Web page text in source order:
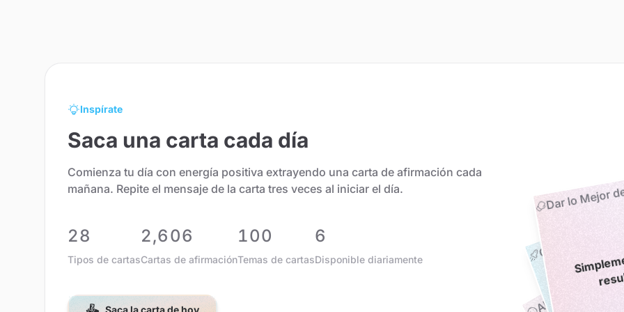
Alivia la ansiedad
Camino emprendedor
Dar lo Mejor
Inspírate
Saca una carta cada día
Comienza tu día con energía positiva extrayendo una carta de afirmación cada
mañana. Repite el mensaje de la carta tres veces al iniciar el día.
28
Tipos de cartas
2,606
Cartas de afirmación
100
Temas de cartas
6
Disponible diariamente
Saca la carta de hoy